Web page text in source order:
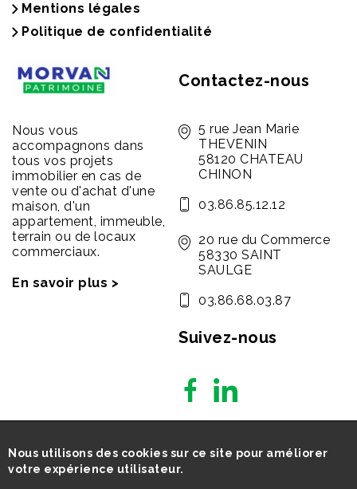
Mentions légales
Politique de confidentialité
Nous vous
accompagnons dans
tous vos projets
immobilier en cas de
vente ou d'achat d'une
maison, d'un
appartement, immeuble,
terrain ou de locaux
commerciaux.
En savoir plus >
Contactez-nous
5 rue Jean Marie
THEVENIN
58120 CHATEAU
CHINON
03.86.85.12.12
20 rue du Commerce
58330 SAINT
SAULGE
03.86.68.03.87
Suivez-nous
Nous utilisons des cookies sur ce site pour améliorer
votre expérience utilisateur.